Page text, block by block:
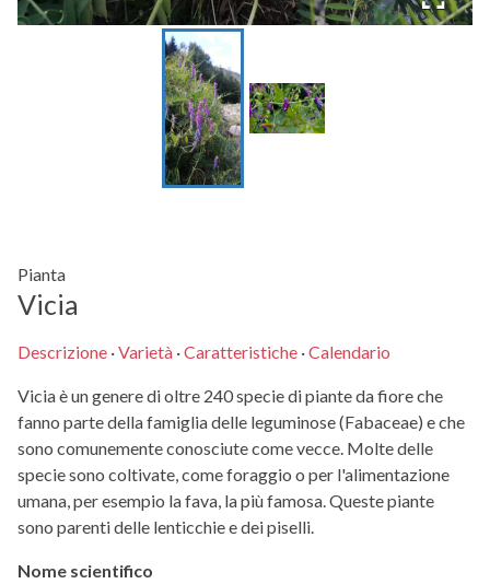
Pianta
Vicia
Descrizione ·Varietà ·Caratteristiche ·Calendario
Vicia è un genere di oltre 240 specie di piante da fiore che
fanno parte della famiglia delle leguminose (Fabaceae) e che
sono comunemente conosciute come vecce. Molte delle
specie sono coltivate, come foraggio o per l'alimentazione
umana, per esempio la fava, la più famosa. Queste piante
sono parenti delle lenticchie e dei piselli.
Nome scientifico